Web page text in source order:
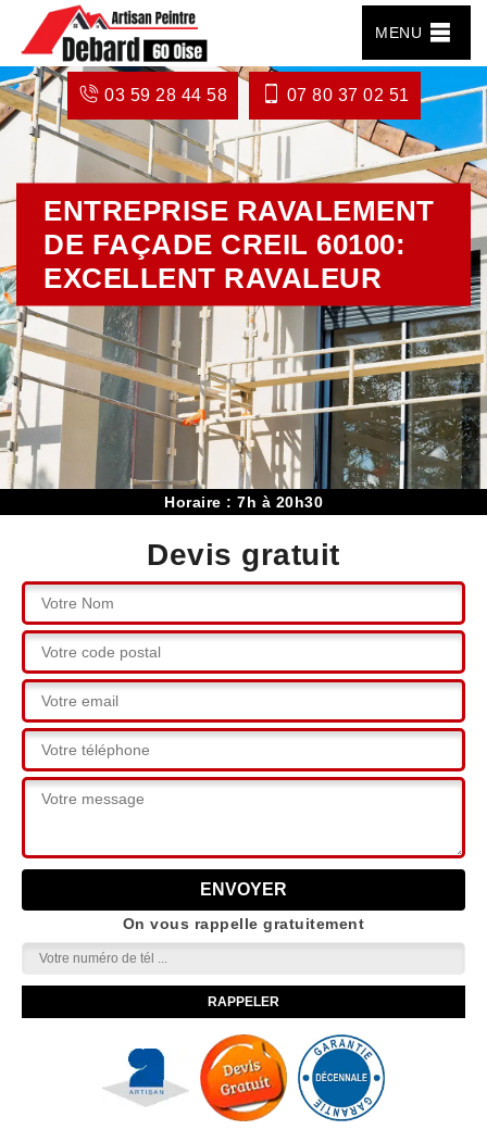
MENU
03 59 28 44 58 07 80 37 02 51
ENTREPRISE RAVALEMENT
DE FAÇADE CREIL 60100:
EXCELLENT RAVALEUR
Horaire : 7h à 20h30
Devis gratuit
On vous rappelle gratuitement